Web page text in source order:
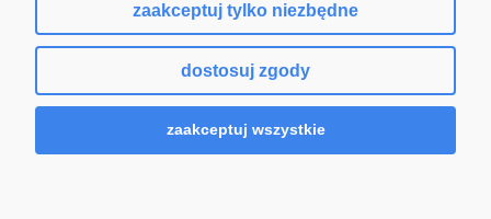
pokaż pełną wersję strony
Sklep internetowy Shoper.pl
zaakceptuj tylko niezbędne
dostosuj zgody
zaakceptuj wszystkie